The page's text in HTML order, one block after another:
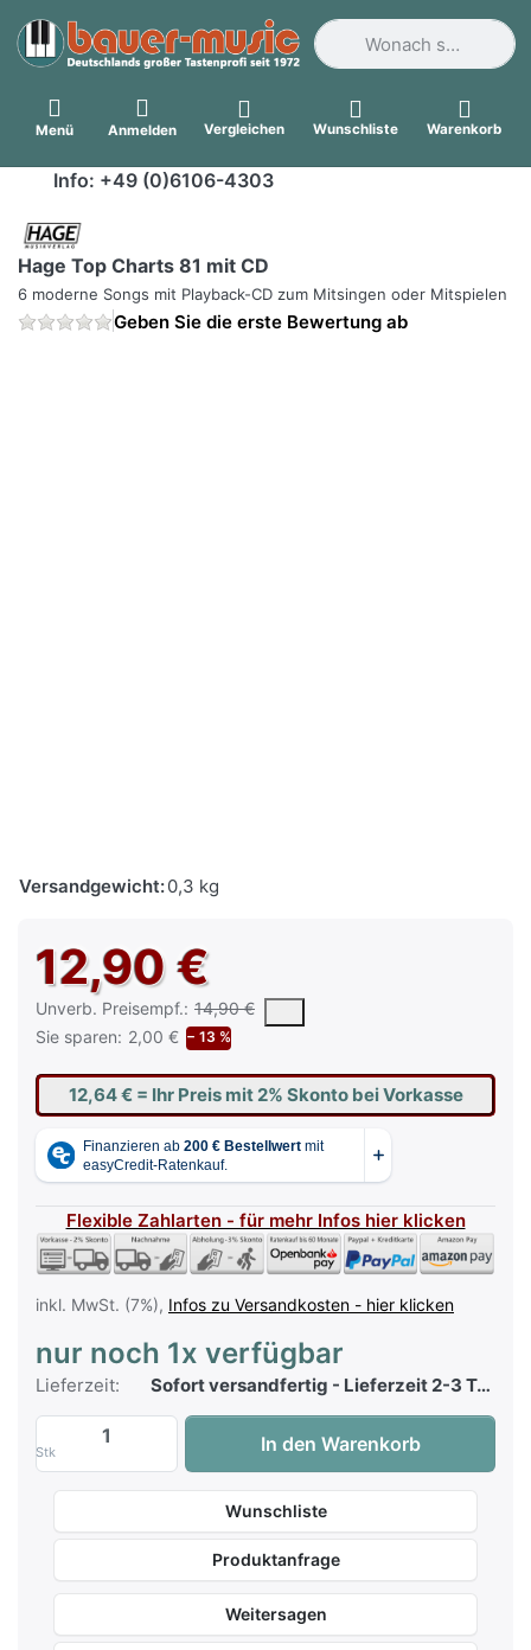
Geben Sie einen
Menü Anmelden Vergleichen Wunschliste Warenkorb
Info: +49 (0)6106-4303
Hage Top Charts 81 mit CD
6 moderne Songs mit Playback-CD zum Mitsingen oder Mitspielen
Geben Sie die erste Bewertung ab
Versandgewicht:0,3 kg
12,90 €
Unverb. Preisempf.: 14,90 €
Die UVP ist der vorgeschlagene oder empfohlene
Sie sparen: 2,00 € − 13 %
12,64 € = Ihr Preis mit 2% Skonto bei Vorkasse
Flexible Zahlarten - für mehr Infos hier klicken
inkl. MwSt. (7%), Infos zu Versandkosten - hier klicken
nur noch 1x verfügbar
Lieferzeit: Sofort versandfertig - Lieferzeit 2-3 Tage
Stk
Hage Top Charts 81 mit CD zu 12,90 €,
In den Warenkorb
Wunschliste
Produktanfrage
Weitersagen